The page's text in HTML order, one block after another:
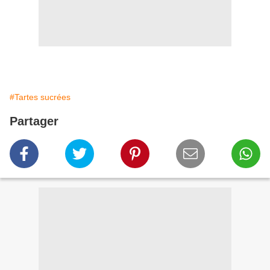
#Tartes sucrées
Partager